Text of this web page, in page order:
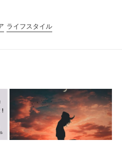
ライフスタイル